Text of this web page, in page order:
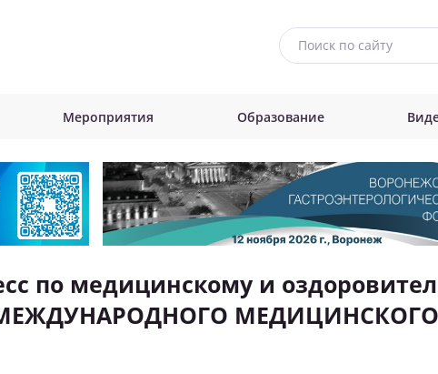
Мероприятия Образование
по медицинскому и
МЕДИЦИНСКОГО